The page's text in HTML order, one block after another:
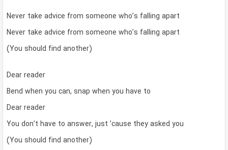
Never take advice from someone who’s falling apart
Never take advice from someone who’s falling apart
(You should find another)
Dear reader
Bend when you can, snap when you have to
Dear reader
You don’t have to answer, just ’cause they asked you
(You should find another)